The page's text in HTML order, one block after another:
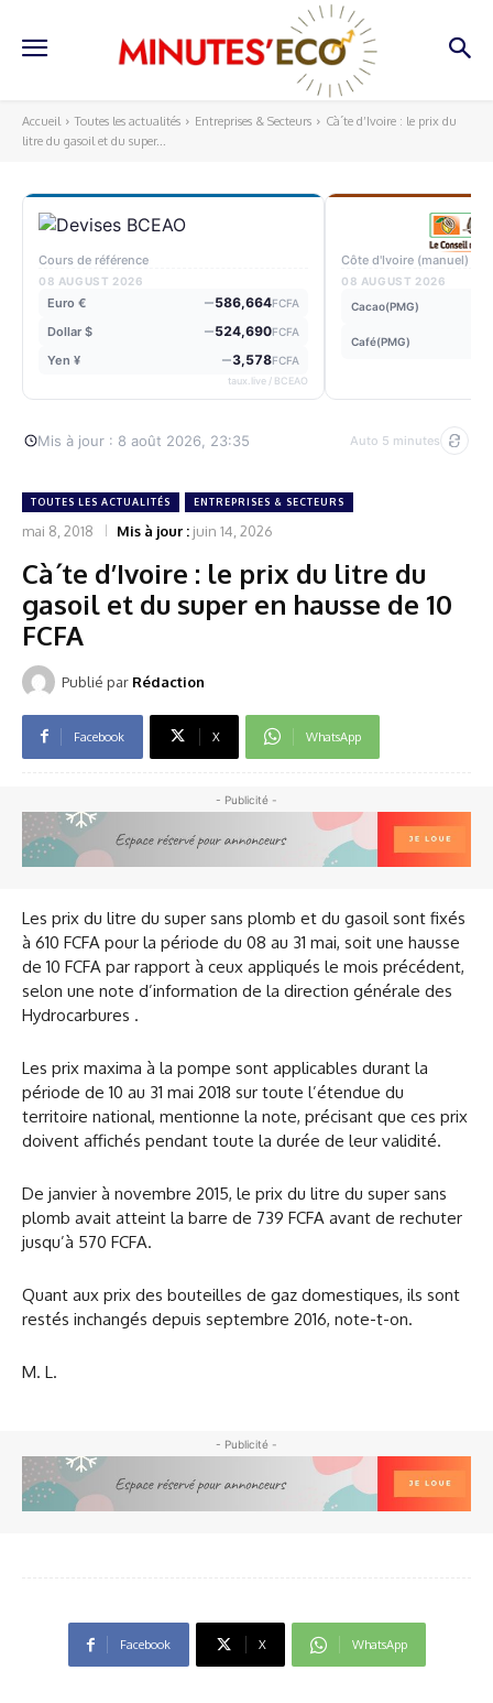
Accueil Toutes les actualités Entreprises & Secteurs
Cà´te d’Ivoire : le prix du
litre du gasoil et du super...
Cours de référence
08 AUGUST 2026
Euro € 586,664FCFA
Dollar $ 524,690FCFA
Yen ¥ 3,578FCFA
taux.live / BCEAO
Côte d'Ivoire (manuel)
08 AUGUST 2026
Cacao(PMG)
Café(PMG)
Mis à jour : 8 août 2026, 23:35 Auto 5 minutes
TOUTES LES ACTUALITÉS ENTREPRISES & SECTEURS
mai 8, 2018 Mis à jour : juin 14, 2026
Cà´te d’Ivoire : le prix du litre du
gasoil et du super en hausse de 10
FCFA
Publié par Rédaction
Facebook X WhatsApp
- Publicité -
Les prix du litre du super sans plomb et du gasoil sont fixés
à 610 FCFA pour la période du 08 au 31 mai, soit une hausse
de 10 FCFA par rapport à ceux appliqués le mois précédent,
selon une note d’information de la direction générale des
Hydrocarbures .
Les prix maxima à la pompe sont applicables durant la
période de 10 au 31 mai 2018 sur toute l’étendue du
territoire national, mentionne la note, précisant que ces prix
doivent affichés pendant toute la durée de leur validité.
De janvier à novembre 2015, le prix du litre du super sans
plomb avait atteint la barre de 739 FCFA avant de rechuter
jusqu’à 570 FCFA.
Quant aux prix des bouteilles de gaz domestiques, ils sont
restés inchangés depuis septembre 2016, note-t-on.
M. L.
- Publicité -
Facebook X WhatsApp